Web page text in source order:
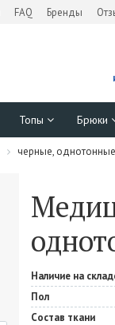
FAQ Бренды
Топы Брюки
черные, однотонные
Наличие на
Пол
Состав ткани